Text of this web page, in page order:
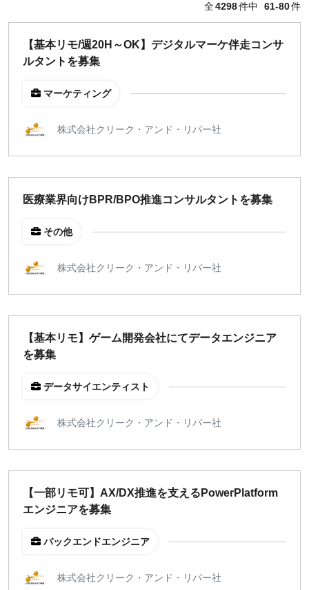
出社希望
直接契約
土日週末OK
週5日
週4日
週1日
地域
大阪
募集中のみ表示
全4298件中 61-80件
【基本リモ/週20H～OK】デジタルマーケ伴走コンサ
ルタントを募集
マーケティング
株式会社クリーク・アンド・リバー社
医療業界向けBPR/BPO推進コンサルタントを募集
その他
株式会社クリーク・アンド・リバー社
【基本リモ】ゲーム開発会社にてデータエンジニア
を募集
データサイエンティスト
株式会社クリーク・アンド・リバー社
【一部リモ可】AX/DX推進を支えるPowerPlatform
エンジニアを募集
バックエンドエンジニア
株式会社クリーク・アンド・リバー社